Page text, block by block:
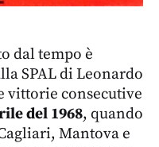
dal tempo è
SPAL di Leonardo
vittorie consecutive
del 1968, quando
Mantova e